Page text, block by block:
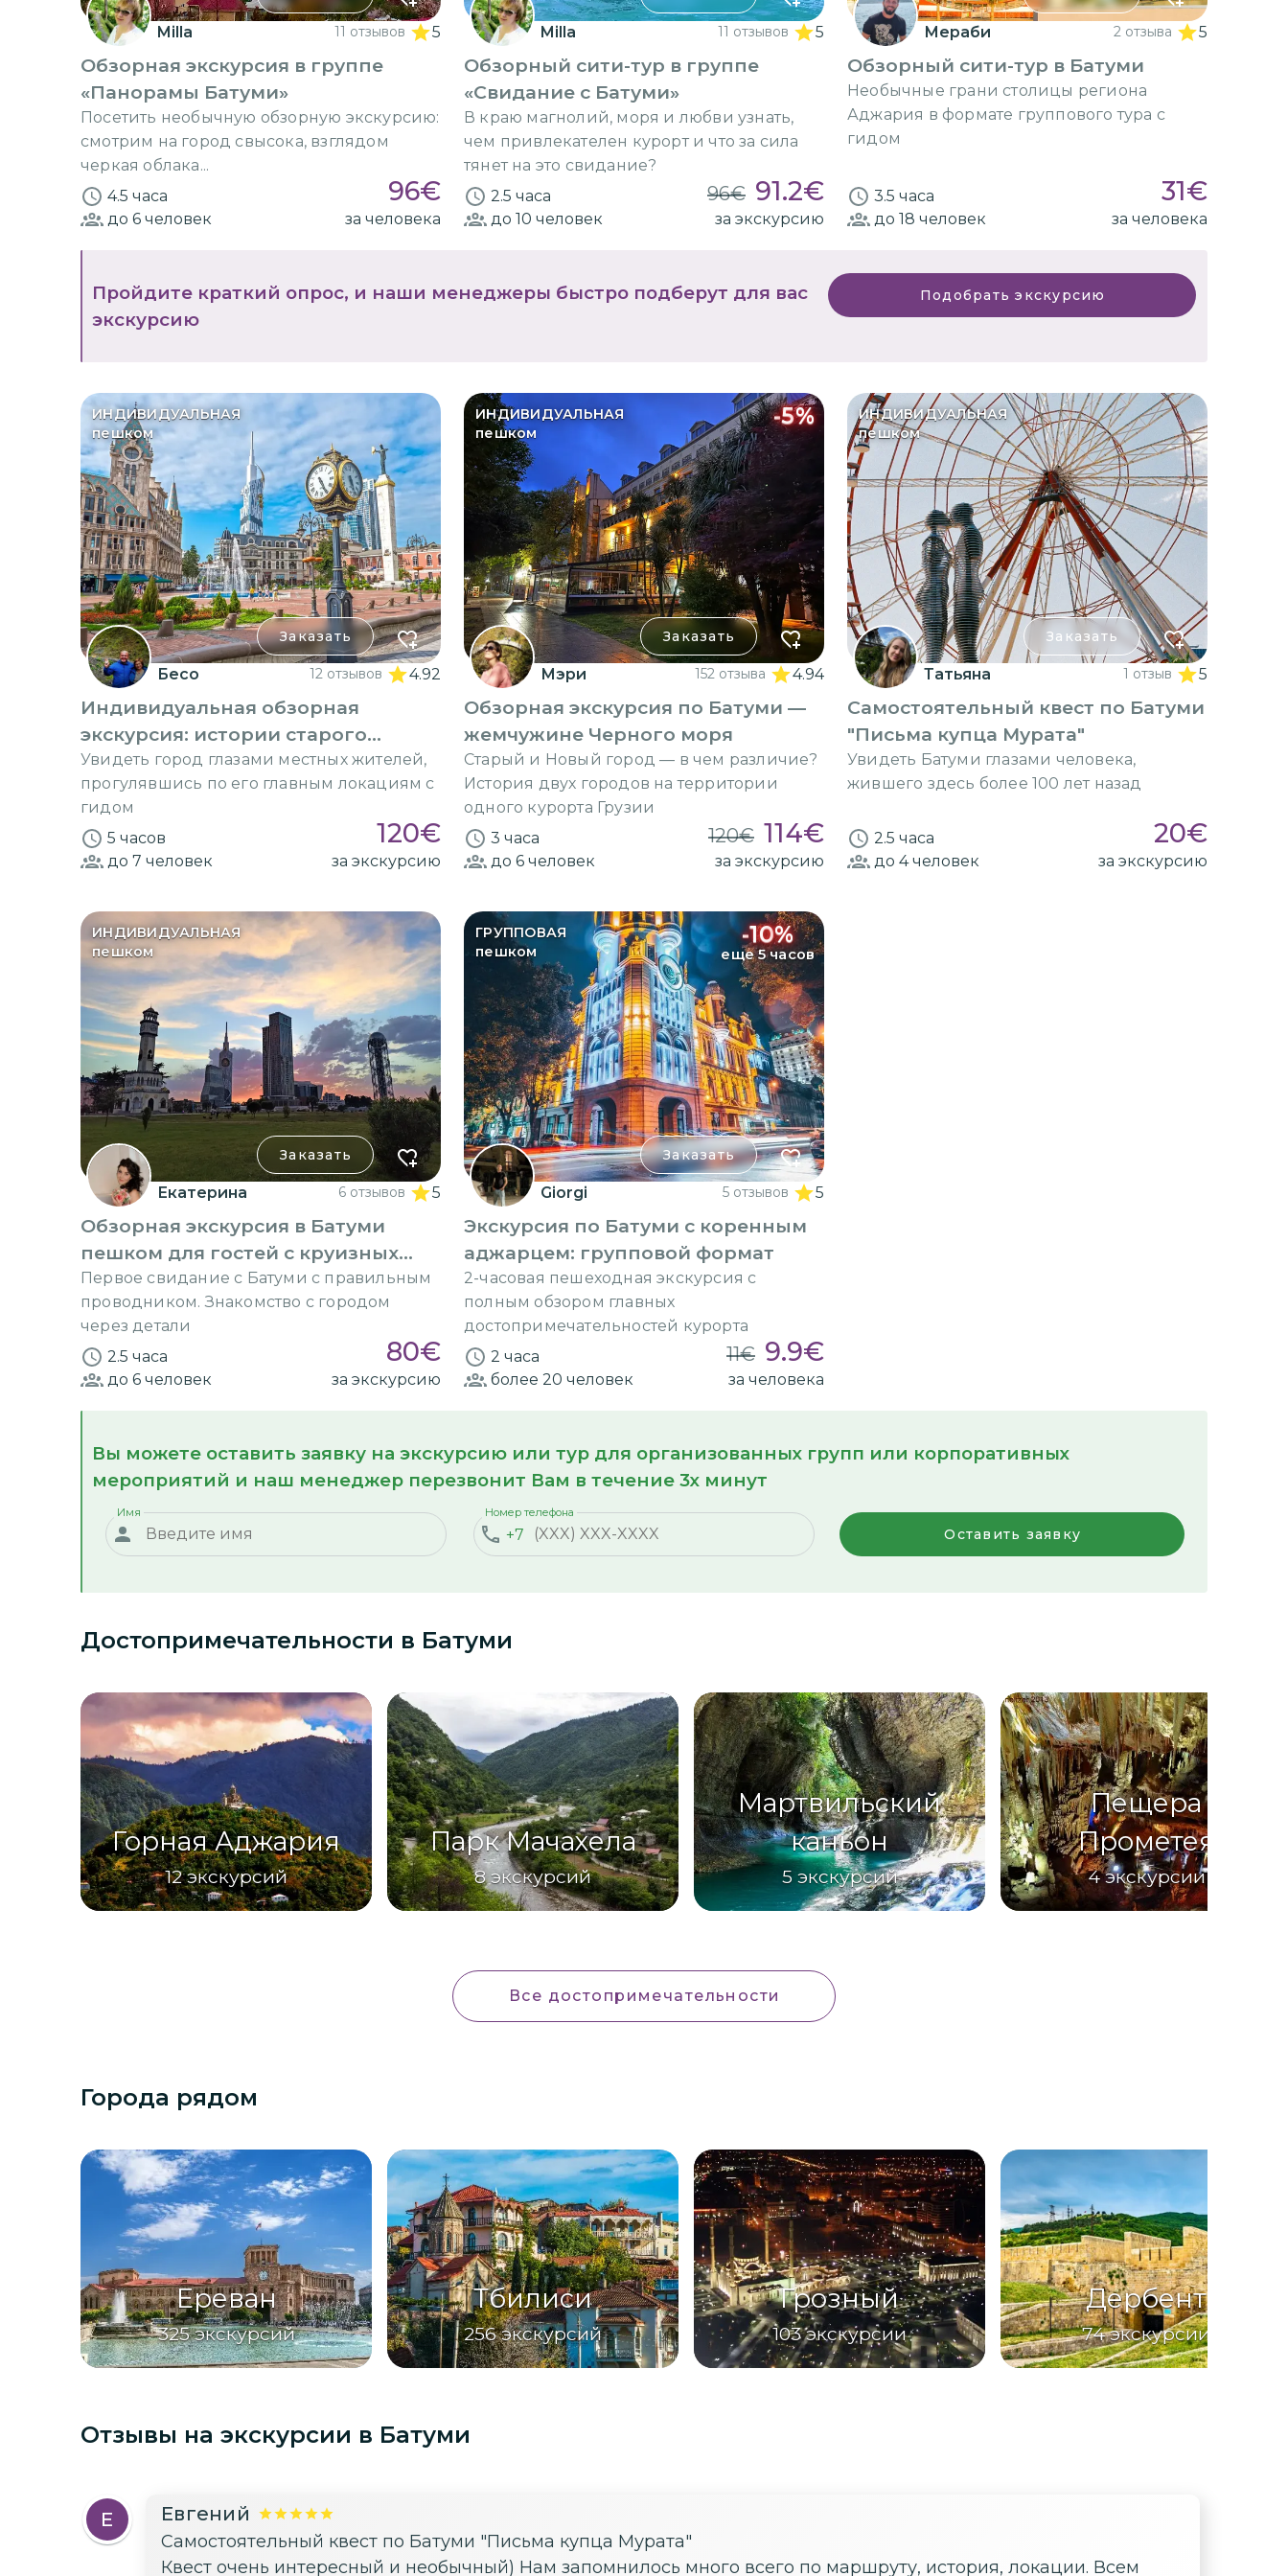
Milla 11 отзывов 5
Обзорная экскурсия в группе
«Панорамы Батуми»
Посетить необычную обзорную экскурсию:
смотрим на город свысока, взглядом
черкая облака...
4.5 часа
96€
до 6 человек за человека
Milla 11 отзывов 5
Обзорный сити-тур в группе
«Свидание с Батуми»
В краю магнолий, моря и любви узнать,
чем привлекателен курорт и что за сила
тянет на это свидание?
2.5 часа
96€ 91.2€
до 10 человек за экскурсию
Мераби 2 отзыва 5
Обзорный сити-тур в Батуми
Необычные грани столицы региона
Аджария в формате группового тура с
гидом
3.5 часа 31€
до 18 человек за человека
Пройдите краткий опрос, и наши менеджеры быстро подберут для вас
экскурсию
Подобрать экскурсию
ИНДИВИДУАЛЬНАЯ
пешком
Заказать
Бесо 12 отзывов 4.92
Индивидуальная обзорная
экскурсия: истории старого
Батуми
Увидеть город глазами местных жителей,
прогулявшись по его главным локациям с
гидом
5 часов
120€
до 7 человек за экскурсию
ИНДИВИДУАЛЬНАЯ
пешком
-5%
Заказать
Мэри 152 отзыва 4.94
Обзорная экскурсия по Батуми —
жемчужине Черного моря
Старый и Новый город — в чем различие?
История двух городов на территории
одного курорта Грузии
3 часа
120€ 114€
до 6 человек за экскурсию
ИНДИВИДУАЛЬНАЯ
пешком
Заказать
Татьяна 1 отзыв 5
Самостоятельный квест по Батуми
"Письма купца Мурата"
Увидеть Батуми глазами человека,
жившего здесь более 100 лет назад
2.5 часа 20€
до 4человек за экскурсию
ИНДИВИДУАЛЬНАЯ
пешком
Заказать
Екатерина 6 отзывов 5
Обзорная экскурсия в Батуми
пешком для гостей с круизных
лайнеров
Первое свидание с Батуми с правильным
проводником. Знакомство с городом
через детали
2.5 часа
80€
до 6 человек за экскурсию
ГРУППОВАЯ
пешком
-10%
еще 5 часов
Заказать
Giorgi 5 отзывов 5
Экскурсия по Батуми с коренным
аджарцем: групповой формат
2-часовая пешеходная экскурсия с
полным обзором главных
достопримечательностей курорта
2 часа
11€ 9.9€
более 20 человек за человека
Вы можете оставить заявку на экскурсию или тур для организованных групп или корпоративных
мероприятий и наш менеджер перезвонит Вам в течение 3х минут
Имя
+7
Номер телефона
Оставить заявку
Достопримечательности в Батуми
Горная Аджария
12 экскурсий
Парк Мачахела
8 экскурсий
Мартвильский
каньон
5 экскурсий
Пещера
Прометея
4 экскурсии
Все достопримечательности
Города рядом
Ереван
325 экскурсий
Тбилиси
256 экскурсий
Грозный
103 экскурсии
Дербент
74 экскурсии
Отзывы на экскурсии в Батуми
Е Евгений
Самостоятельный квест по Батуми "Письма купца Мурата"
Квест очень интересный и необычный) Нам запомнилось много всего по маршруту, история, локации. Всем